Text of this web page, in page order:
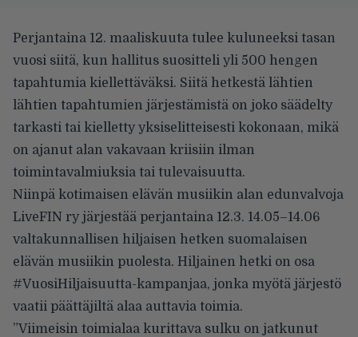
Perjantaina 12. maaliskuuta tulee kuluneeksi tasan
vuosi siitä, kun hallitus suositteli yli 500 hengen
tapahtumia kiellettäväksi. Siitä hetkestä lähtien
lähtien tapahtumien järjestämistä on joko säädelty
tarkasti tai kielletty yksiselitteisesti kokonaan, mikä
on ajanut alan vakavaan kriisiin ilman
toimintavalmiuksia tai tulevaisuutta.
Niinpä kotimaisen elävän musiikin alan edunvalvoja
LiveFIN ry järjestää perjantaina 12.3. 14.05–14.06
valtakunnallisen hiljaisen hetken suomalaisen
elävän musiikin puolesta. Hiljainen hetki on osa
#VuosiHiljaisuutta-kampanjaa, jonka myötä järjestö
vaatii päättäjiltä alaa auttavia toimia.
”Viimeisin toimialaa kurittava sulku on jatkunut